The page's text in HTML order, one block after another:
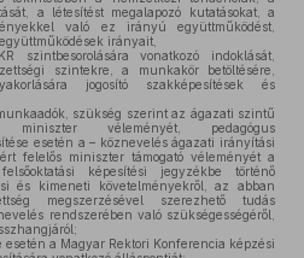
a létesítést megalapozó kutatásokat, a
való ez irányú együttműködést,
irányait,
szintbesorolására vonatkozó indoklását,
szintekre, a munkakör betöltésére,
jogosító szakképesítések és
szükség szerint az ágazati szintű
miniszter véleményét, pedagógus
esetén a – köznevelés ágazati irányítási
felelős miniszter támogató véleményét a
képesítési jegyzékbe történő
és kimeneti követelményekről, az abban
megszerzésével szerezhető tudás
rendszerében való szükségességéről,
a Magyar Rektori Konferencia képzési